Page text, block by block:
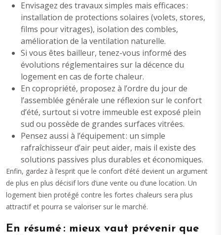
Envisagez des travaux simples mais efficaces :
installation de protections solaires (volets, stores,
films pour vitrages), isolation des combles,
amélioration de la ventilation naturelle.
Si vous êtes bailleur, tenez-vous informé des
évolutions réglementaires sur la décence du
logement en cas de forte chaleur.
En copropriété, proposez à l’ordre du jour de
l’assemblée générale une réflexion sur le confort
d’été, surtout si votre immeuble est exposé plein
sud ou possède de grandes surfaces vitrées.
Pensez aussi à l’équipement : un simple
rafraîchisseur d’air peut aider, mais il existe des
solutions passives plus durables et économiques.
Enfin, gardez à l’esprit que le confort d’été devient un argument
de plus en plus décisif lors d’une vente ou d’une location. Un
logement bien protégé contre les fortes chaleurs sera plus
attractif et pourra se valoriser sur le marché.
En résumé : mieux vaut prévenir que